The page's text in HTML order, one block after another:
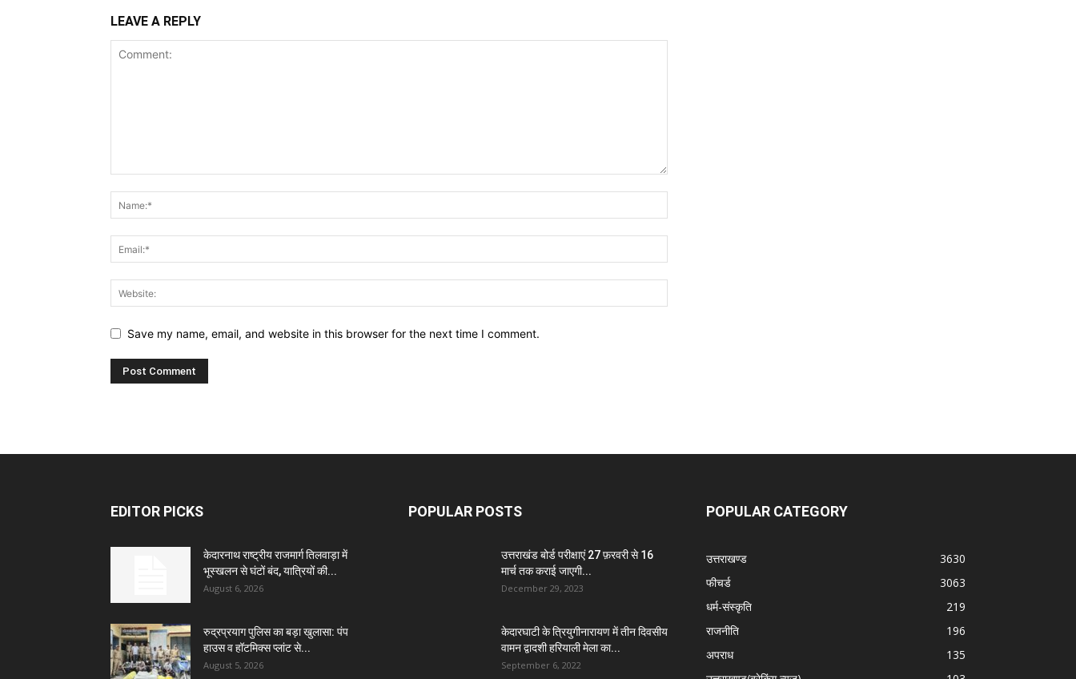
LEAVE A REPLY
Save my name, email, and website in this browser for the next time I comment.
EDITOR PICKS
केदारनाथ राष्ट्रीय राजमार्ग तिलवाड़ा में
भूस्खलन से घंटों बंद, यात्रियों की...
August 6, 2026
रुद्रप्रयाग पुलिस का बड़ा खुलासा: पंप
हाउस व हॉटमिक्स प्लांट से...
August 5, 2026
POPULAR POSTS
उत्तराखंड बोर्ड परीक्षाएं 27 फ़रवरी से 16
मार्च तक कराई जाएगी...
December 29, 2023
केदारघाटी के त्रियुगीनारायण में तीन दिवसीय
वामन द्वादशी हरियाली मेला का...
September 6, 2022
POPULAR CATEGORY
उत्तराखण्ड
3630
फीचर्ड
3063
धर्म-संस्कृति
219
राजनीति
196
अपराध
135